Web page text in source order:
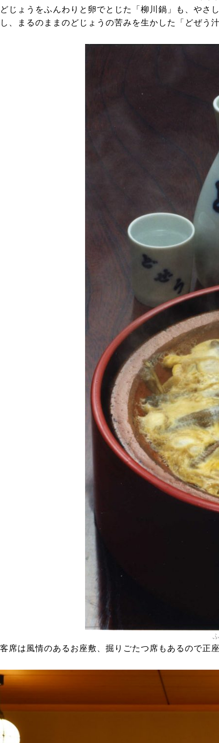
どじょうをふんわりと卵でとじた「柳川鍋」も、やさ
し、まるのままのどじょうの苦みを生かした「どぜう
客席は風情のあるお座敷、掘りごたつ席もあるので正